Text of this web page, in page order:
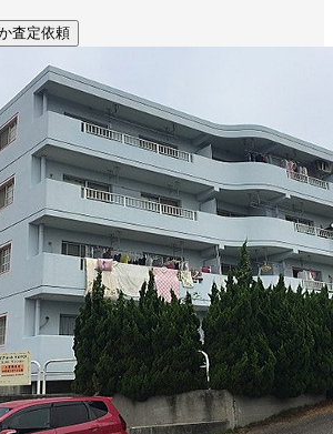
査定依頼